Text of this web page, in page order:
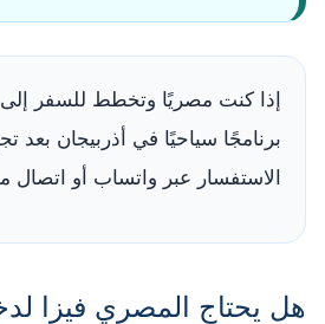
إذا كنت مصريًا وتخطط للسفر إلى
برنامجًا سياحيًا في أذربيجان بعد
الاستفسار عبر واتساب أو اتصال
هل يحتاج المصري فيزا